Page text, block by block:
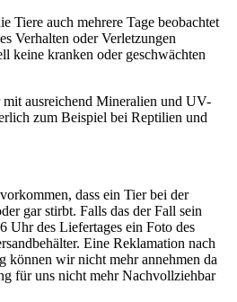
Tiere auch mehrere Tage beobachtet
Verhalten oder Verletzungen
keine kranken oder geschwächten
ausreichend Mineralien und UV-
zum Beispiel bei Reptilien und
dass ein Tier bei der
gar stirbt. Falls das der Fall sein
Uhr des Liefertages ein Foto des
Eine Reklamation nach
können wir nicht mehr annehmen da
für uns nicht mehr Nachvollziehbar